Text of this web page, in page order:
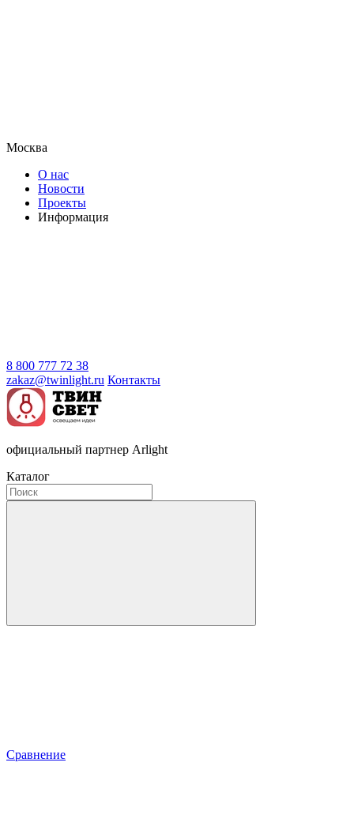
Москва
О нас
Новости
Проекты
Информация
8 800 777 72 38
zakaz@twinlight.ru Контакты
официальный партнер Arlight
Каталог
Сравнение